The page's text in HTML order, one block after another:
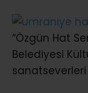
“Özgün Hat
Belediyesi
sanatseverleri